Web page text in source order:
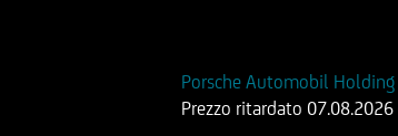
Porsche Automobil Holding
Prezzo ritardato 07.08.2026